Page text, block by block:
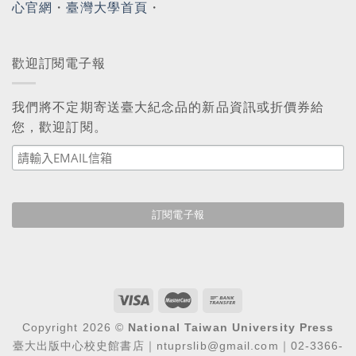
心官網 ・臺灣大學首頁 ・
歡迎訂閱電子報
我們將不定期寄送臺大紀念品的新品資訊或折價券給
您，歡迎訂閱。
Copyright 2026 © National Taiwan University Press
臺大出版中心校史館書店｜ntuprslib@gmail.com｜02-3366-